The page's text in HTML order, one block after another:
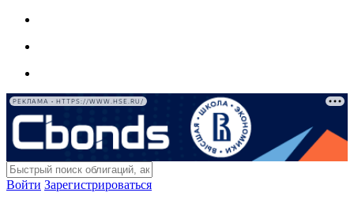
РЕКЛАМА • HTTPS://WWW.HSE.RU/
Войти Зарегистрироваться